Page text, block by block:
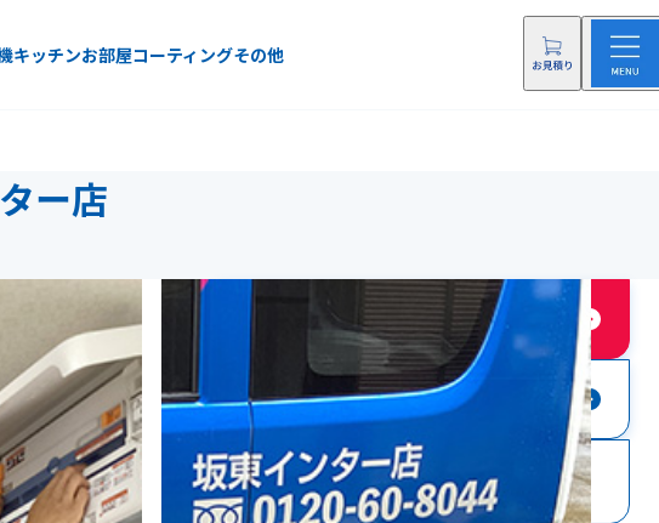
キッチンお部屋コーティングその他
ー店
店舗に依頼する
店舗にお問い合わせ
電話をする
0120-60-8044